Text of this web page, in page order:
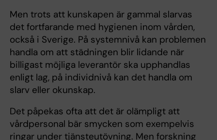
Men trots att kunskapen är gammal slarvas
det fortfarande med hygienen inom vården,
också i Sverige. På systemnivå kan problemen
handla om att städningen blir lidande när
billigast möjliga leverantör ska upphandlas
enligt lag, på individnivå kan det handla om
slarv eller okunskap.
Det påpekas ofta att det är olämpligt att
vårdpersonal bär smycken som exempelvis
ringar under tjänsteutövning. Men forskning